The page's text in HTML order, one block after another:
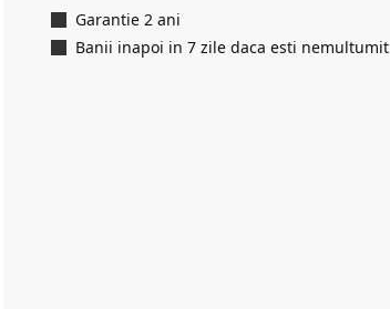
Garantie 2 ani
Banii inapoi in 7 zile daca esti nemultumit